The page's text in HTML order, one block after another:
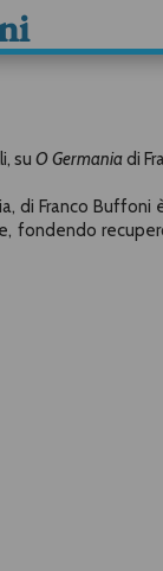
su O Germaniadi
di Franco
fondendo